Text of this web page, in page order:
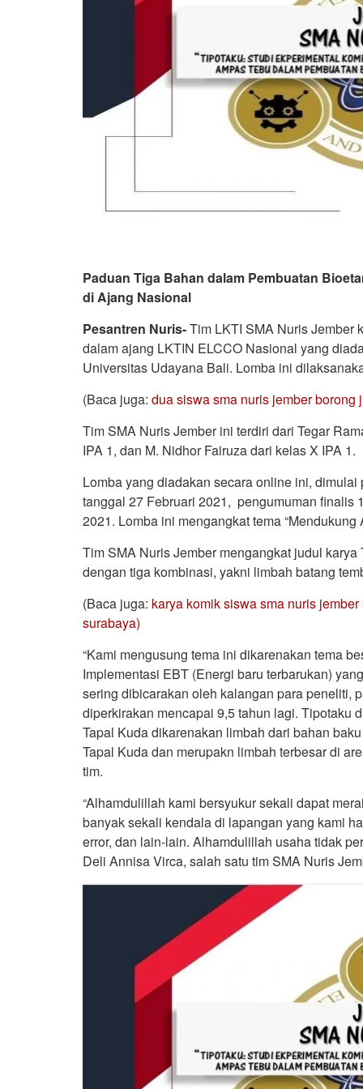
Paduan Tiga Bahan dalam Pembuatan
di Ajang Nasional
Pesantren Nuris-Tim LKTI SMA Nuris Jember
dalam ajang LKTIN ELCCO Nasional yang
Universitas Udayana Bali. Lomba ini
(Baca juga: dua siswa sma nuris jember
Tim SMA Nuris Jember ini terdiri dari Tegar
IPA 1, dan M. Nidhor Fairuza dari kelas X IPA 1.
Lomba yang diadakan secara online ini,
tanggal 27 Februari 2021, pengumuman finalis
2021. Lomba ini mengangkat tema
Tim SMA Nuris Jember mengangkat judul
dengan tiga kombinasi, yakni limbah batang
(Baca juga: karya komik siswa sma nuris
surabaya)
“Kami mengusung tema ini dikarenakan tema
Implementasi EBT (Energi baru terbarukan)
sering dibicarakan oleh kalangan para peneliti,
diperkirakan mencapai 9,5 tahun lagi. Tipotaku
Tapal Kuda dikarenakan limbah dari bahan
Tapal Kuda dan merupakn limbah terbesar di
tim.
“Alhamdulillah kami bersyukur sekali dapat
banyak sekali kendala di lapangan yang kami
error, dan lain-lain. Alhamdulillah usaha tidak
Deli Annisa Virca, salah satu tim SMA Nuris